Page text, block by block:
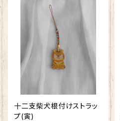
十二支柴犬根付けストラッ
プ(寅)